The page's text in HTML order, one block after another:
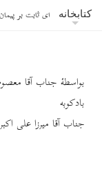
کتابخانه
بواسطۀ جناب آقا
بادکوبه
جناب آقا میرزا علی